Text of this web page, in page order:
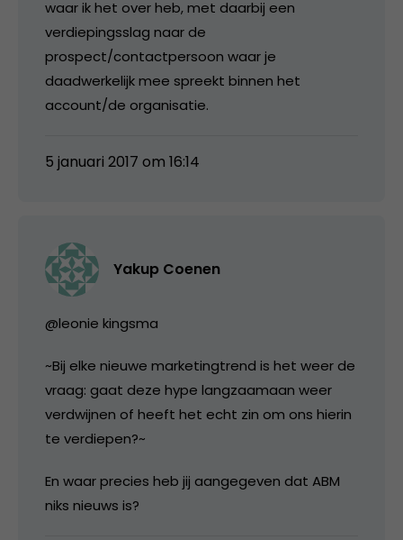
waar ik het over heb, met daarbij een
verdiepingsslag naar de
prospect/contactpersoon waar je
daadwerkelijk mee spreekt binnen het
account/de organisatie.
5 januari 2017 om 16:14
Yakup Coenen
@leonie kingsma
~Bij elke nieuwe marketingtrend is het weer de
vraag: gaat deze hype langzaamaan weer
verdwijnen of heeft het echt zin om ons hierin
te verdiepen?~
En waar precies heb jij aangegeven dat ABM
niks nieuws is?